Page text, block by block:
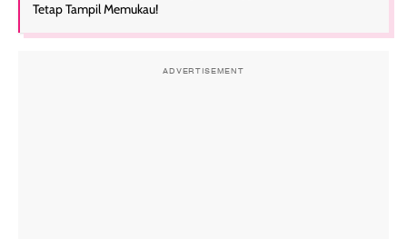
Tetap Tampil Memukau!
ADVERTISEMENT